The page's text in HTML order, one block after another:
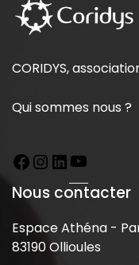
CORIDYS,
Qui sommes nous ?
Nous contacter
Espace Athéna -
83190 Ollioules